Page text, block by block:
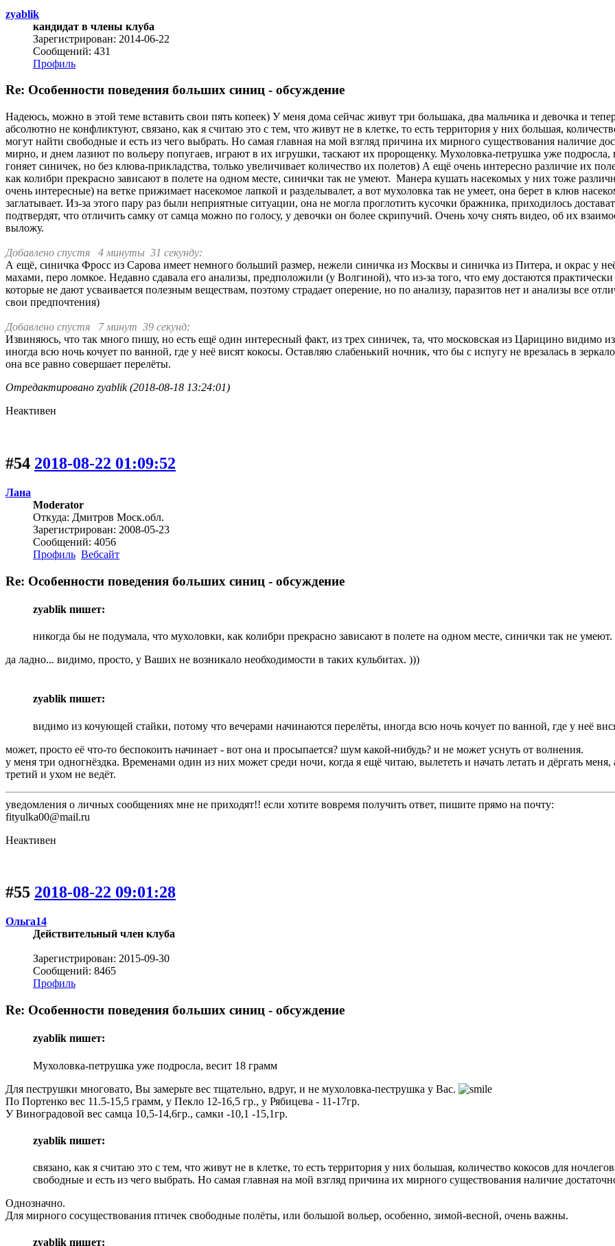
zyablik
кандидат в члены клуба
Зарегистрирован: 2014-06-22
Сообщений: 431
Профиль
Re: Особенности поведения больших синиц - обсуждение
Надеюсь, можно в этой теме вставить свои пять копеек) У меня дома сейчас живут три большака, два мальчика и девочка и
абсолютно не конфликтуют, связано, как я считаю это с тем, что живут не в клетке, то есть территория у них большая,
могут найти свободные и есть из чего выбрать. Но самая главная на мой взгляд причина их мирного существования наличие
мирно, и днем лазиют по вольеру попугаев, играют в их игрушки, таскают их пророщенку. Мухоловка-петрушка уже подросла,
гоняет синичек, но без клюва-прикладства, только увеличивает количество их полетов) А ещё очень интересно различие их
как колибри прекрасно зависают в полете на одном месте, синички так не умеют. Манера кушать насекомых у них тоже
очень интересные) на ветке прижимает насекомое лапкой и разделывалет, а вот мухоловка так не умеет, она берет в клюв
заглатывает. Из-за этого пару раз были неприятные ситуации, она не могла проглотить кусочки бражника, приходилось
подтвердят, что отличить самку от самца можно по голосу, у девочки он более скрипучий. Очень хочу снять видео, об их
выложу.
Добавлено спустя 4 минуты 31 секунду:
А ещё, синичка Фросс из Сарова имеет немного больший размер, нежели синичка из Москвы и синичка из Питера, и окрас у
махами, перо ломкое. Недавно сдавала его анализы, предположили (у Волгиной), что из-за того, что ему достаются
которые не дают усваивается полезным веществам, поэтому страдает оперение, но по анализу, паразитов нет и анализы все
свои предпочтения)
Добавлено спустя 7 минут 39 секунд:
Извиняюсь, что так много пишу, но есть ещё один интересный факт, из трех синичек, та, что московская из Царицино видимо
иногда всю ночь кочует по ванной, где у неё висят кокосы. Оставляю слабенький ночник, что бы с испугу не врезалась в
она все равно совершает перелёты.
Отредактировано zyablik (2018-08-18 13:24:01)
Неактивен
#54 2018-08-22 01:09:52
Лана
Moderator
Откуда: Дмитров Моск.обл.
Зарегистрирован: 2008-05-23
Сообщений: 4056
Профиль Вебсайт
Re: Особенности поведения больших синиц - обсуждение
zyablik пишет:
никогда бы не подумала, что мухоловки, как колибри прекрасно зависают в полете на одном месте, синички так не умеют.
да ладно... видимо, просто, у Ваших не возникало необходимости в таких кульбитах. )))
zyablik пишет:
видимо из кочующей стайки, потому что вечерами начинаются перелёты, иногда всю ночь кочует по ванной, где у неё
может, просто её что-то беспокоить начинает - вот она и просыпается? шум какой-нибудь? и не может уснуть от волнения.
у меня три одногнёздка. Временами один из них может среди ночи, когда я ещё читаю, вылететь и начать летать и дёргать
третий и ухом не ведёт.
уведомления о личных сообщениях мне не приходят!! если хотите вовремя получить ответ, пишите прямо на почту:
fityulka00@mail.ru
Неактивен
#55 2018-08-22 09:01:28
Ольга14
Действительный член клуба
Зарегистрирован: 2015-09-30
Сообщений: 8465
Профиль
Re: Особенности поведения больших синиц - обсуждение
zyablik пишет:
Мухоловка-петрушка уже подросла, весит 18 грамм
Для пеструшки многовато, Вы замерьте вес тщательно, вдруг, и не мухоловка-пеструшка у Вас.
По Портенко вес 11.5-15,5 грамм, у Пекло 12-16,5 гр., у Рябицева - 11-17гр.
У Виноградовой вес самца 10,5-14,6гр., самки -10,1 -15,1гр.
zyablik пишет:
связано, как я считаю это с тем, что живут не в клетке, то есть территория у них большая, количество кокосов для
свободные и есть из чего выбрать. Но самая главная на мой взгляд причина их мирного существования наличие
Однозначно.
Для мирного сосуществования птичек свободные полёты, или большой вольер, особенно, зимой-весной, очень важны.
zyablik пишет: